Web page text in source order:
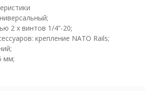
2 х винтов 1/4”-20;
крепление NATO Rails;
мм;